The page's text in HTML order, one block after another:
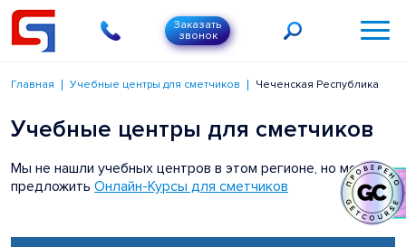
Заказать
звонок
Главная Учебные центры для сметчиков Чеченская Республика
Учебные центры для сметчиков
Мы не нашли учебных центров в этом регионе, но можем
предложить Онлайн-Курсы для сметчиков